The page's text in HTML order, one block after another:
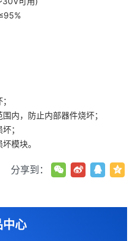
中心
内，防止内部器件烧坏；
；
模块。
分享到：